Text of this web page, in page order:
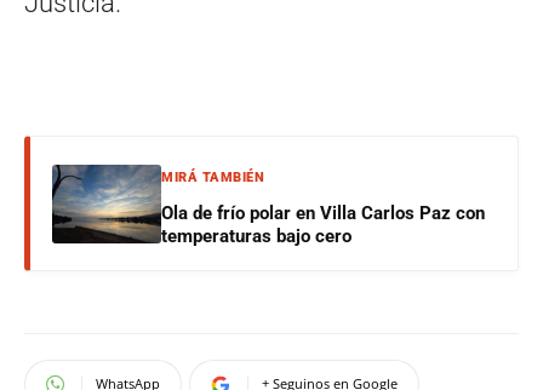
MIRÁ TAMBIÉN
Ola de frío polar en Villa Carlos Paz con
temperaturas bajo cero
WhatsApp + Seguinos en Google